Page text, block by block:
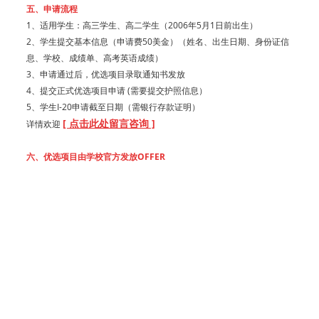
五、申请流程
1、适用学生：高三学生、高二学生（2006年5月1日前出生）
2、学生提交基本信息（申请费50美金）
（姓名、出生日期、身份证信
息、学校、成绩单、高考英语成绩）
3、申请通过后，优选项目录取通知书发放
4、提交正式优选项目申请 (需要提交护照信息）
5、学生I-20申请截至日期（需银行存款证明）
详情欢迎 [ 点击此处留言咨询 ]
六、优选项目由学校官方发放OFFER